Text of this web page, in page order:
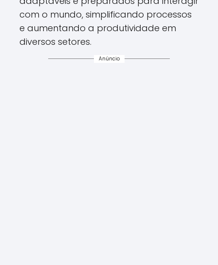
com o mundo, simplificando processos
e aumentando a produtividade em
diversos setores.
Anúncio